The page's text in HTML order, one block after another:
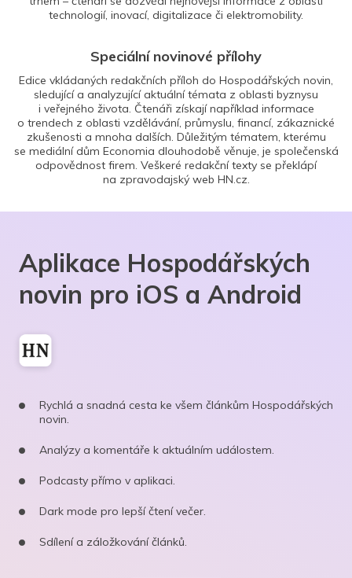
technologií, inovací, digitalizace či elektromobility.
Speciální novinové přílohy
Edice vkládaných redakčních příloh do Hospodářských novin,
sledující a analyzující aktuální témata z oblasti byznysu
i veřejného života. Čtenáři získají například informace
o trendech z oblasti vzdělávání, průmyslu, financí, zákaznické
zkušenosti a mnoha dalších. Důležitým tématem, kterému
se mediální dům Economia dlouhodobě věnuje, je společenská
odpovědnost firem. Veškeré redakční texty se překlápí
na zpravodajský web HN.cz.
Aplikace Hospodářských
novin pro iOS a Android
Rychlá a snadná cesta ke všem článkům Hospodářských
novin.
Analýzy a komentáře k aktuálním událostem.
Podcasty přímo v aplikaci.
Dark mode pro lepší čtení večer.
Sdílení a záložkování článků.